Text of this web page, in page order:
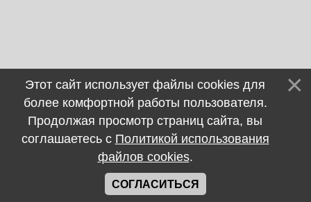
Этот сайт использует файлы cookies для
более комфортной работы пользователя.
Продолжая просмотр страниц сайта, вы
соглашаетесь с Политикой использования
файлов cookies.
СОГЛАСИТЬСЯ